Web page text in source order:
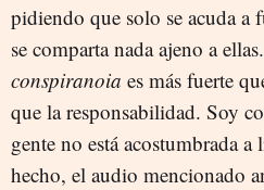
pidiendo que solo se acuda a
se comparta nada ajeno a
conspiranoia es más fuerte
que la responsabilidad. Soy
gente no está acostumbrada
hecho, el audio mencionado